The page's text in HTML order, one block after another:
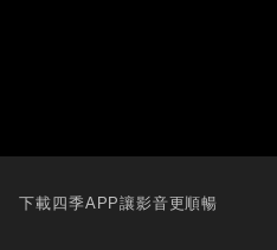
下載四季APP讓影音更順暢